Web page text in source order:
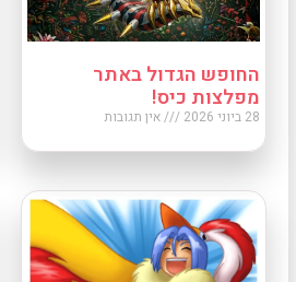
החופש הגדול באתר
מפלצות כיס!
28 ביוני 2026 אין תגובות